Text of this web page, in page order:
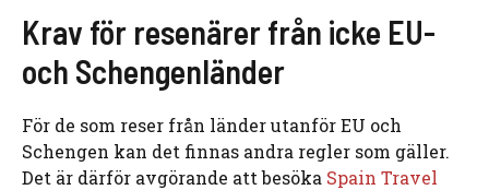
Krav för resenärer från icke EU-
och Schengenländer
För de som reser från länder utanför EU och
Schengen kan det finnas andra regler som gäller.
Det är därför avgörande att besöka Spain Travel